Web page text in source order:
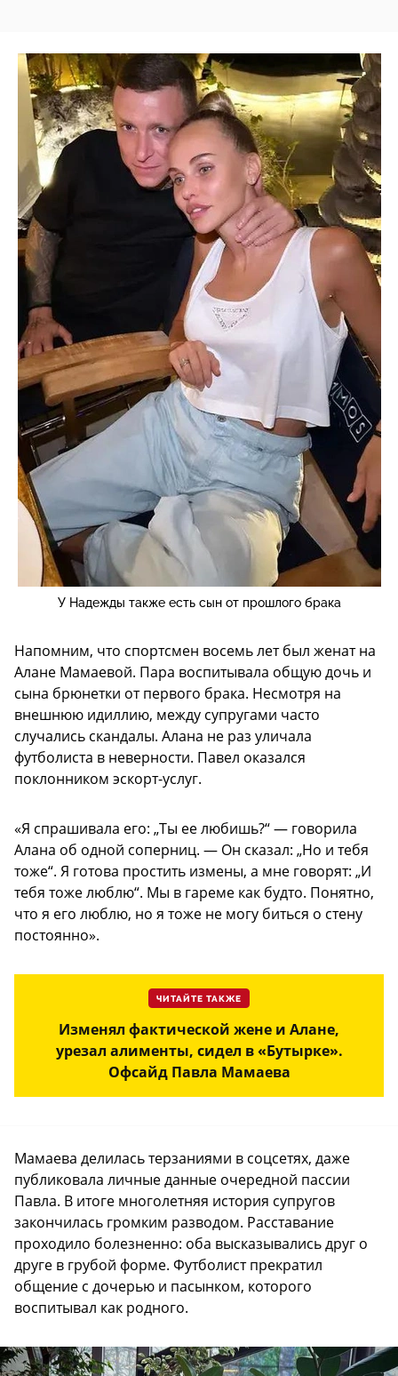
У Надежды также есть сын от прошлого брака
Напомним, что спортсмен восемь лет был женат на
Алане Мамаевой. Пара воспитывала общую дочь и
сына брюнетки от первого брака. Несмотря на
внешнюю идиллию, между супругами часто
случались скандалы. Алана не раз уличала
футболиста в неверности. Павел оказался
поклонником эскорт-услуг.
«Я спрашивала его: „Ты ее любишь?“ — говорила
Алана об одной соперниц. — Он сказал: „Но и тебя
тоже“. Я готова простить измены, а мне говорят: „И
тебя тоже люблю“. Мы в гареме как будто. Понятно,
что я его люблю, но я тоже не могу биться о стену
постоянно».
ЧИТАЙТЕ ТАКЖЕ
Изменял фактической жене и Алане,
урезал алименты, сидел в «Бутырке».
Офсайд Павла Мамаева
Мамаева делилась терзаниями в соцсетях, даже
публиковала личные данные очередной пассии
Павла. В итоге многолетняя история супругов
закончилась громким разводом. Расставание
проходило болезненно: оба высказывались друг о
друге в грубой форме. Футболист прекратил
общение с дочерью и пасынком, которого
воспитывал как родного.